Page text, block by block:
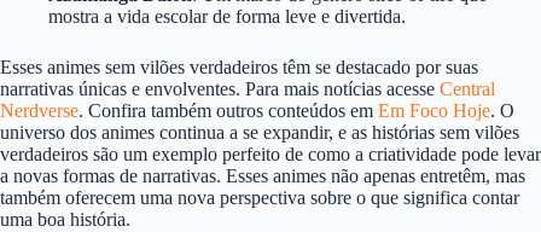
mostra a vida escolar de forma leve e divertida.
Esses animes sem vilões verdadeiros têm se destacado por suas
narrativas únicas e envolventes. Para mais notícias acesse Central
Nerdverse. Confira também outros conteúdos em Em Foco Hoje. O
universo dos animes continua a se expandir, e as histórias sem vilões
verdadeiros são um exemplo perfeito de como a criatividade pode levar
a novas formas de narrativas. Esses animes não apenas entretêm, mas
também oferecem uma nova perspectiva sobre o que significa contar
uma boa história.